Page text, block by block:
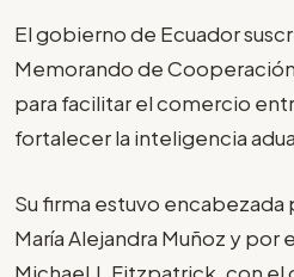
El gobierno de Ecuador
Memorando de
para facilitar el comercio
fortalecer la inteligencia
Su firma estuvo
María Alejandra Muñoz y por